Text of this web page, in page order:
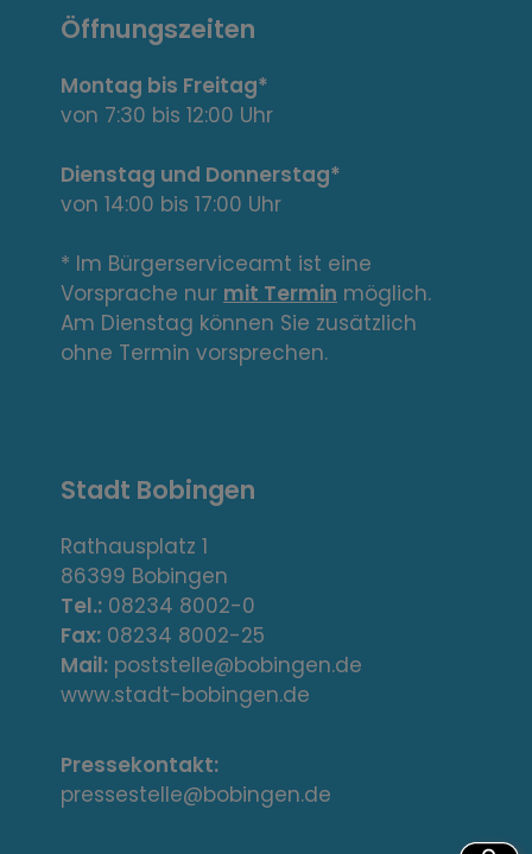
n
t
e
L
i
n
k
s
A
d
r
e
s
s
e
/
Öffnungszeiten
Montag bis Freitag*
von 7:30 bis 12:00 Uhr
Dienstag und Donnerstag*
von 14:00 bis 17:00 Uhr
* Im Bürgerserviceamt ist eine
Vorsprache nur mit Termin möglich.
Am Dienstag können Sie zusätzlich
ohne Termin vorsprechen.
Stadt Bobingen
Rathausplatz 1
86399 Bobingen
Tel.: 08234 8002-0
Fax: 08234 8002-25
Mail: poststelle@bobingen.de
www.stadt-bobingen.de
Pressekontakt:
pressestelle@bobingen.de